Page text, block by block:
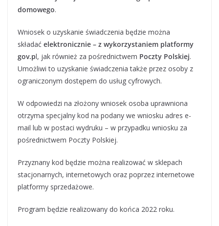
domowego.
Wniosek o uzyskanie świadczenia będzie można
składać elektronicznie – z wykorzystaniem platformy
gov.pl, jak również za pośrednictwem Poczty Polskiej.
Umożliwi to uzyskanie świadczenia także przez osoby z
ograniczonym dostępem do usług cyfrowych.
W odpowiedzi na złożony wniosek osoba uprawniona
otrzyma specjalny kod na podany we wniosku adres e-
mail lub w postaci wydruku – w przypadku wniosku za
pośrednictwem Poczty Polskiej.
Przyznany kod będzie można realizować w sklepach
stacjonarnych, internetowych oraz poprzez internetowe
platformy sprzedażowe.
Program będzie realizowany do końca 2022 roku.